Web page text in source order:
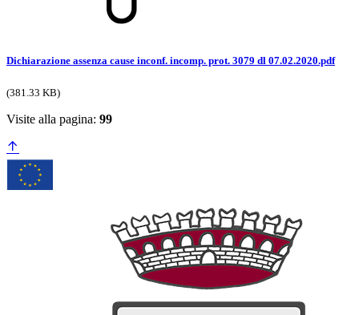
Dichiarazione assenza cause inconf. incomp. prot. 3079 dl 07.02.2020.pdf
(381.33 KB)
Visite alla pagina: 99